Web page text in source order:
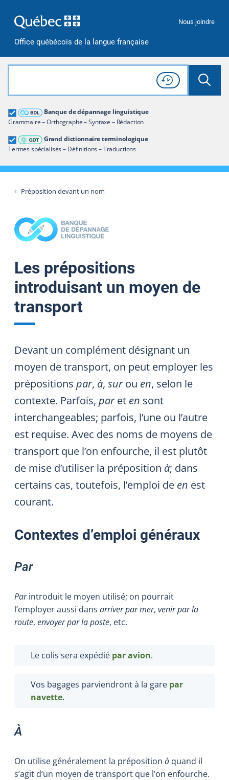
Office québécois de la langue française
Nous joindre
Rechercher dans tout le site
Lancer
Consulter l'
Historique
de recherche
Banque de dépannage linguistique
Grammaire – Orthographe – Syntaxe – Rédaction
Grand dictionnaire terminologique
Termes spécialisés – Définitions – Traductions
Grand dictionnaire terminologique
Restreindre aux termes
Préposition devant un nom
Les prépositions
introduisant un moyen de
transport
Devant un complément désignant un
moyen de transport, on peut employer les
prépositions par, à, surou en, selon le
contexte. Parfois, paret en sont
interchangeables; parfois, l’une ou l’autre
est requise. Avec des noms de moyens de
transport que l’on enfourche, il est plutôt
de mise d’utiliser la préposition à; dans
certains cas, toutefois, l’emploi de en est
courant.
Contextes d’emploi généraux
Par
Parintroduit le moyen utilisé; on pourrait
l’employer aussi dans arriver par mer, venir par la
route, envoyer par la poste, etc.
Le colis sera expédié par avion.
Vos bagages parviendront à la gare par
navette.
À
On utilise généralement la préposition à quand il
s’agit d’un moyen de transport que l’on enfourche.